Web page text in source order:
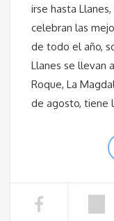
irse hasta
celebran las
de todo el año,
Llanes se llevan
Roque, La
de agosto, tiene